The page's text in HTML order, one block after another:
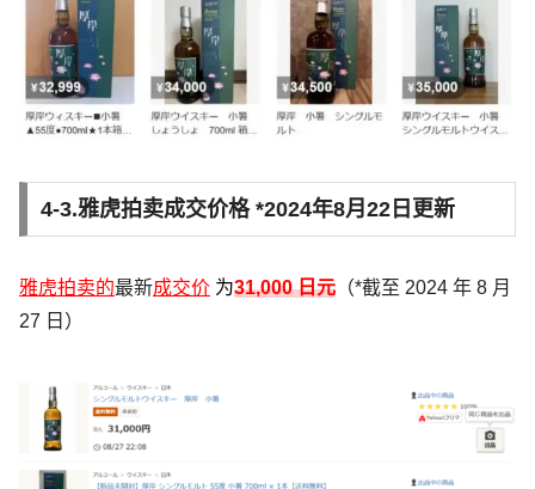
4-3.雅虎拍卖成交价格 *2024年8月22日更新
雅虎拍卖的最新成交价 为31,000 日元 （*截至 2024 年 8 月
27 日）